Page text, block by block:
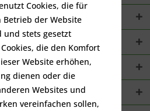
Cookies, die für
der Website
stets gesetzt
die den Komfort
Website erhöhen,
dienen oder die
Websites und
vereinfachen sollen,